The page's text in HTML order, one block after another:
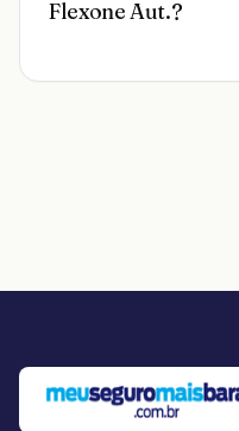
Flexone Aut.?